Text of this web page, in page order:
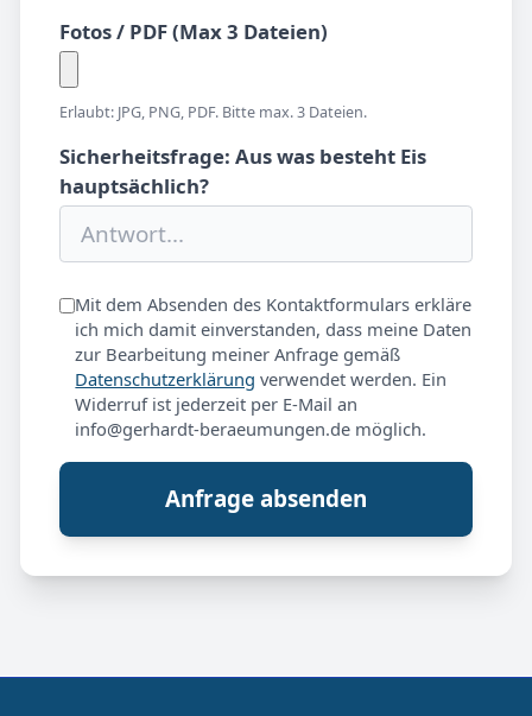
Fotos / PDF (Max 3 Dateien)
Erlaubt: JPG, PNG, PDF. Bitte max. 3 Dateien.
Sicherheitsfrage: Aus was besteht Eis
hauptsächlich?
Mit dem Absenden des Kontaktformulars erkläre
ich mich damit einverstanden, dass meine Daten
zur Bearbeitung meiner Anfrage gemäß
Datenschutzerklärung verwendet werden. Ein
Widerruf ist jederzeit per E-Mail an
info@gerhardt-beraeumungen.de möglich.
Anfrage absenden